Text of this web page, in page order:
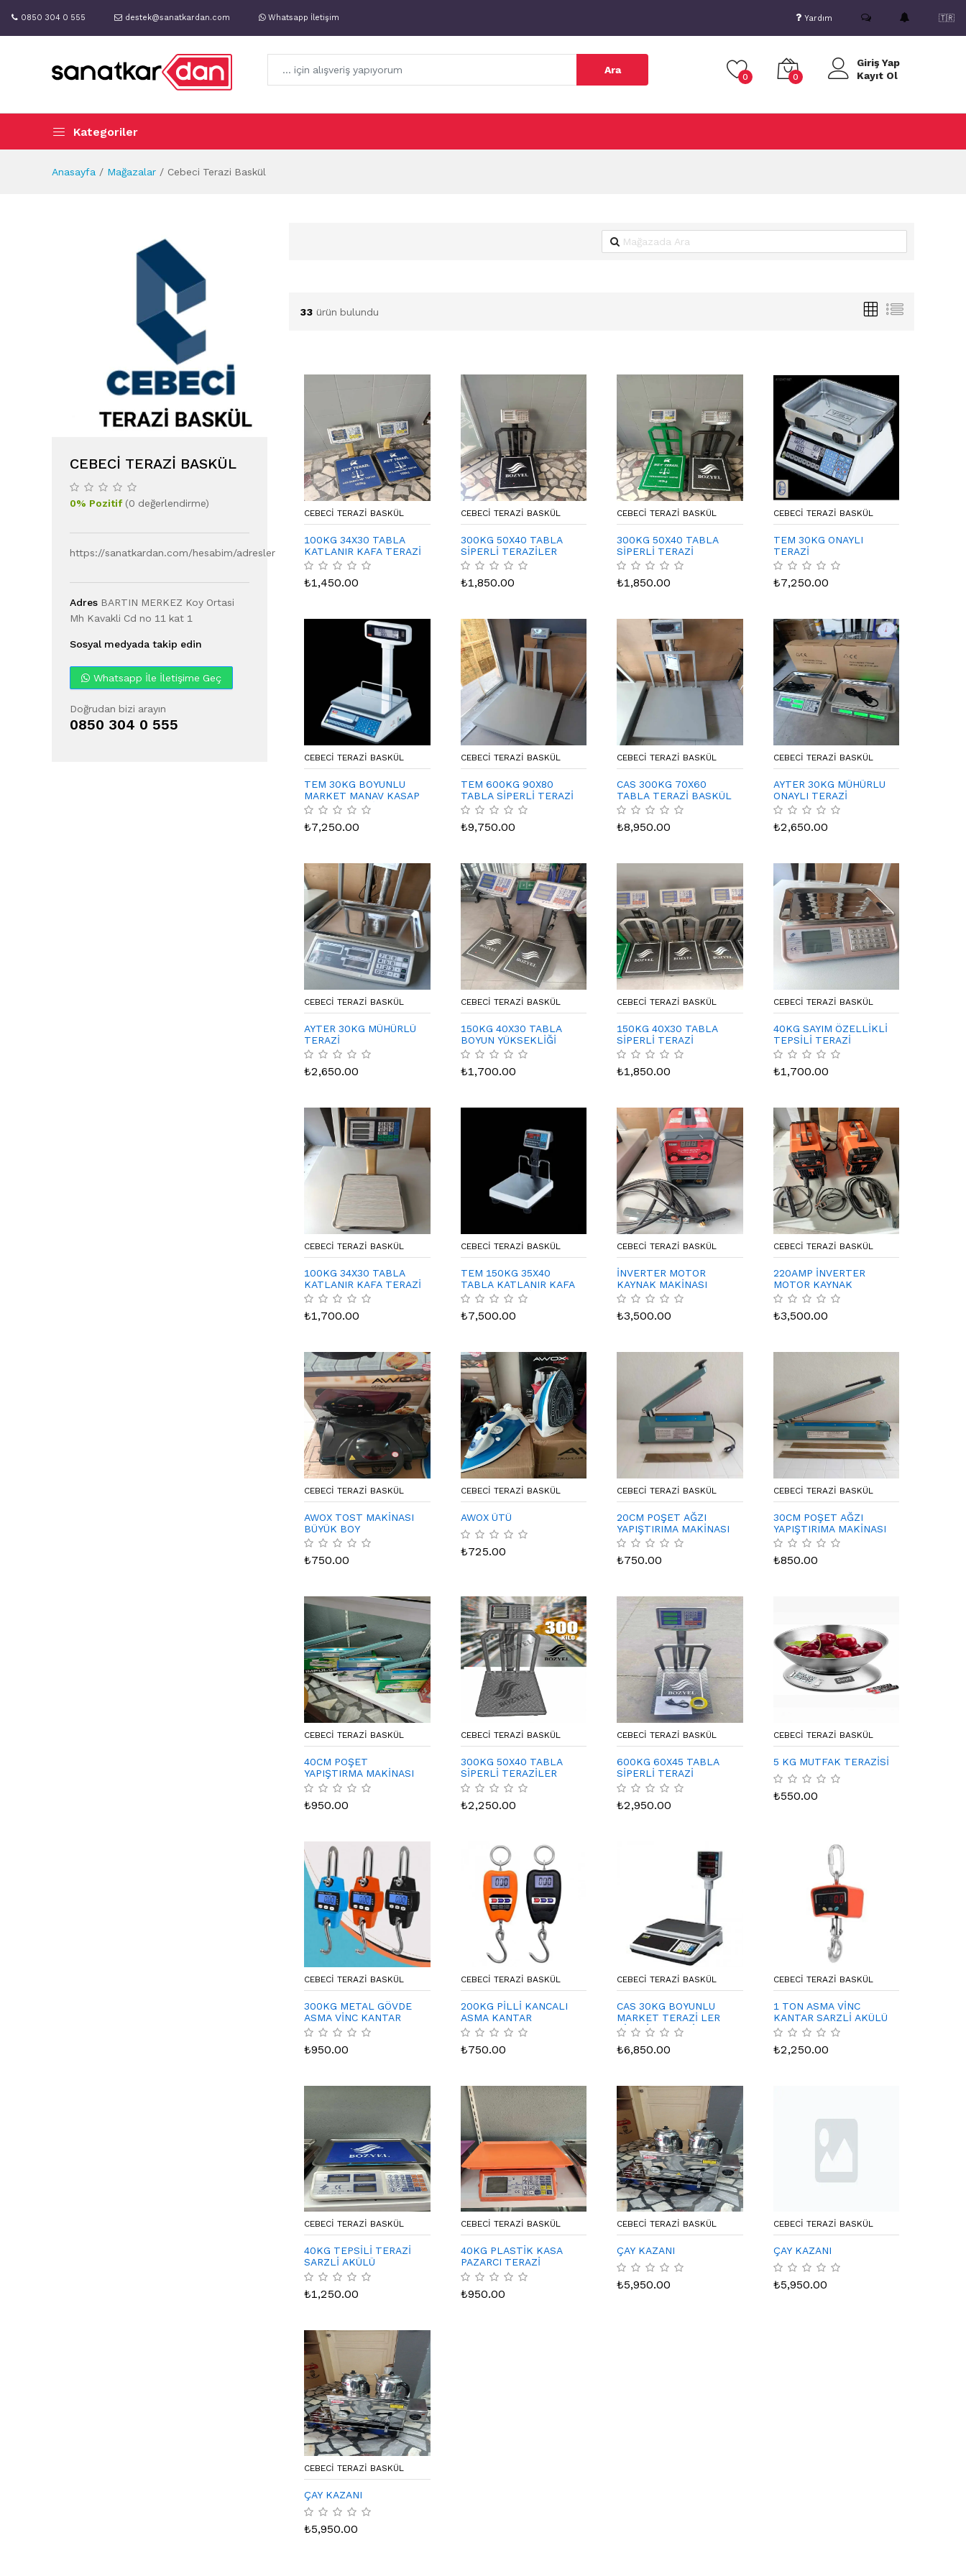
0850 304 0 555 destek@sanatkardan.com Whatsapp İletişim Yardım 🇹🇷
Ara
0 0
Giriş Yap
Kayıt Ol
Kategoriler
Anasayfa Mağazalar Cebeci Terazi Baskül
CEBECI TERAZI BASKÜL
0% Pozitif(0 değerlendirme)
https://sanatkardan.com/hesabim/adresler
Adres BARTIN MERKEZ Koy Ortasi
Mh Kavakli Cd no 11 kat 1
Sosyal medyada takip edin
Whatsapp İle İletişime Geç
Doğrudan bizi arayın
0850 304 0 555
33 ürün bulundu
CEBECI TERAZI BASKÜL
100KG 34X30 TABLA
KATLANIR KAFA TERAZİ
₺1,450.00
CEBECI TERAZI BASKÜL
300KG 50X40 TABLA
SİPERLİ TERAZİLER
₺1,850.00
CEBECI TERAZI BASKÜL
300KG 50X40 TABLA
SİPERLİ TERAZİ
₺1,850.00
CEBECI TERAZI BASKÜL
TEM 30KG ONAYLI
TERAZİ
₺7,250.00
CEBECI TERAZI BASKÜL
TEM 30KG BOYUNLU
MARKET MANAV KASAP
TERAZİ TİCARİ
KULLANİMA UYGUN
₺7,250.00
CEBECI TERAZI BASKÜL
TEM 600KG 90X80
TABLA SİPERLİ TERAZİ
₺9,750.00
CEBECI TERAZI BASKÜL
CAS 300KG 70X60
TABLA TERAZİ BASKÜL
₺8,950.00
CEBECI TERAZI BASKÜL
AYTER 30KG MÜHÜRLU
ONAYLI TERAZİ
₺2,650.00
CEBECI TERAZI BASKÜL
AYTER 30KG MÜHÜRLÜ
TERAZİ
₺2,650.00
CEBECI TERAZI BASKÜL
150KG 40X30 TABLA
BOYUN YÜKSEKLİĞİ
70CM KATLANIR
₺1,700.00
CEBECI TERAZI BASKÜL
150KG 40X30 TABLA
SİPERLİ TERAZİ
₺1,850.00
CEBECI TERAZI BASKÜL
40KG SAYIM ÖZELLİKLİ
TEPSİLİ TERAZİ
₺1,700.00
CEBECI TERAZI BASKÜL
100KG 34X30 TABLA
KATLANIR KAFA TERAZİ
₺1,700.00
CEBECI TERAZI BASKÜL
TEM 150KG 35X40
TABLA KATLANIR KAFA
TERAZİ TİCARİ
₺7,500.00
CEBECI TERAZI BASKÜL
İNVERTER MOTOR
KAYNAK MAKİNASI
220AMP
₺3,500.00
CEBECI TERAZI BASKÜL
220AMP İNVERTER
MOTOR KAYNAK
MAKİNASI
₺3,500.00
CEBECI TERAZI BASKÜL
AWOX TOST MAKİNASI
BÜYÜK BOY
₺750.00
CEBECI TERAZI BASKÜL
AWOX ÜTÜ
₺725.00
CEBECI TERAZI BASKÜL
20CM POŞET AĞZI
YAPIŞTIRIMA MAKİNASI
₺750.00
CEBECI TERAZI BASKÜL
30CM POŞET AĞZI
YAPIŞTIRIMA MAKİNASI
₺850.00
CEBECI TERAZI BASKÜL
40CM POŞET
YAPIŞTIRMA MAKİNASI
₺950.00
CEBECI TERAZI BASKÜL
300KG 50X40 TABLA
SİPERLİ TERAZİLER
₺2,250.00
CEBECI TERAZI BASKÜL
600KG 60X45 TABLA
SİPERLİ TERAZİ
₺2,950.00
CEBECI TERAZI BASKÜL
5 KG MUTFAK TERAZİSİ
₺550.00
CEBECI TERAZI BASKÜL
300KG METAL GÖVDE
ASMA VİNC KANTAR
₺950.00
CEBECI TERAZI BASKÜL
200KG PİLLİ KANCALI
ASMA KANTAR
₺750.00
CEBECI TERAZI BASKÜL
CAS 30KG BOYUNLU
MARKET TERAZİ LER
TİCARİ KULLANİMA
UYGUN
₺6,850.00
CEBECI TERAZI BASKÜL
1 TON ASMA VİNC
KANTAR SARZLİ AKÜLÜ
₺2,250.00
CEBECI TERAZI BASKÜL
40KG TEPSİLİ TERAZİ
SARZLİ AKÜLÜ
₺1,250.00
CEBECI TERAZI BASKÜL
40KG PLASTİK KASA
PAZARCI TERAZİ
₺950.00
CEBECI TERAZI BASKÜL
ÇAY KAZANI
₺5,950.00
CEBECI TERAZI BASKÜL
ÇAY KAZANI
₺5,950.00
CEBECI TERAZI BASKÜL
ÇAY KAZANI
₺5,950.00